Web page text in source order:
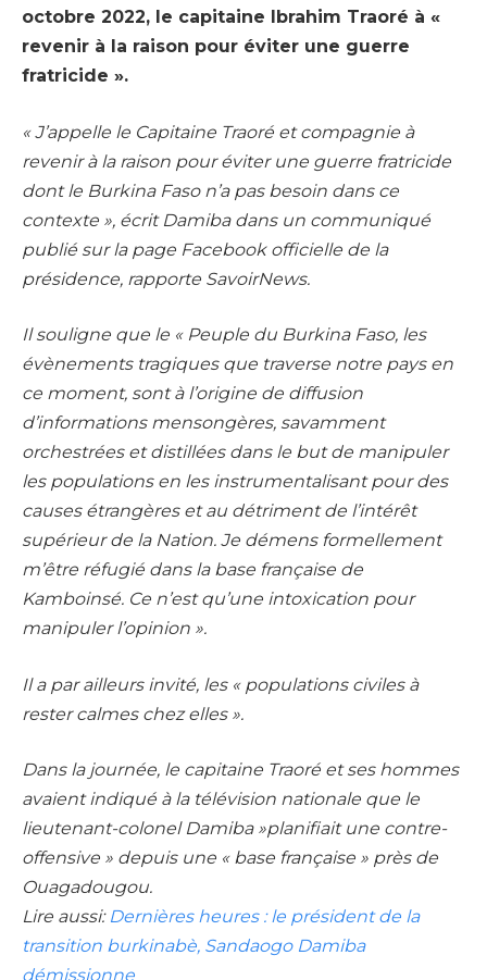
octobre 2022, le capitaine Ibrahim Traoré à «
revenir à la raison pour éviter une guerre
fratricide ».
« J’appelle le Capitaine Traoré et compagnie à
revenir à la raison pour éviter une guerre fratricide
dont le Burkina Faso n’a pas besoin dans ce
contexte », écrit Damiba dans un communiqué
publié sur la page Facebook officielle de la
présidence, rapporte SavoirNews.
Il souligne que le « Peuple du Burkina Faso, les
évènements tragiques que traverse notre pays en
ce moment, sont à l’origine de diffusion
d’informations mensongères, savamment
orchestrées et distillées dans le but de manipuler
les populations en les instrumentalisant pour des
causes étrangères et au détriment de l’intérêt
supérieur de la Nation. Je démens formellement
m’être réfugié dans la base française de
Kamboinsé. Ce n’est qu’une intoxication pour
manipuler l’opinion ».
Il a par ailleurs invité, les « populations civiles à
rester calmes chez elles ».
Dans la journée, le capitaine Traoré et ses hommes
avaient indiqué à la télévision nationale que le
lieutenant-colonel Damiba »planifiait une contre-
offensive » depuis une « base française » près de
Ouagadougou.
Lire aussi: Dernières heures : le président de la
transition burkinabè, Sandaogo Damiba
démissionne